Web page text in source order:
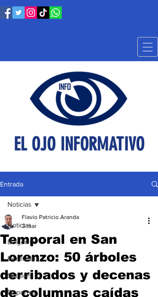
EL OJO INFORMATIVO
Entrada
Noticias
Baigorria
Bermúdez
Sociales
Deportes
Noticias
Temporal en San
Lorenzo: 50 árboles
derribados y decenas
de columnas caídas
Flavio Patricio Aranda
3 mar